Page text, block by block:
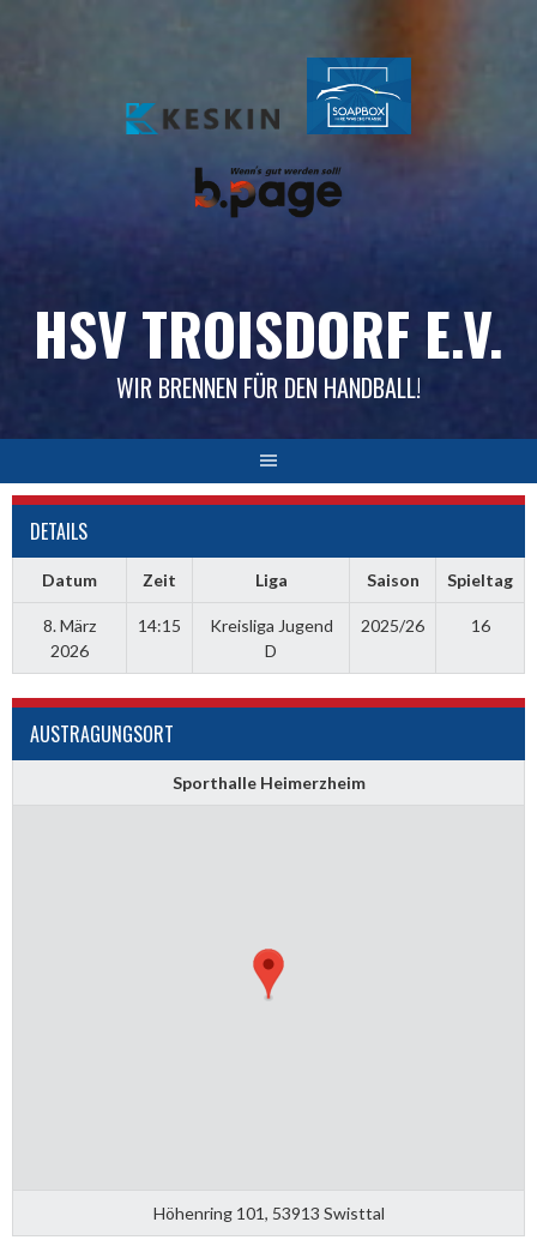
HSV TROISDORF E.V.
WIR BRENNEN FÜR DEN HANDBALL!
DETAILS
Datum Zeit Liga Saison Spieltag
8. März
2026
14:15
Kreisliga Jugend
D
2025/26 16
AUSTRAGUNGSORT
Sporthalle Heimerzheim
Höhenring 101, 53913 Swisttal